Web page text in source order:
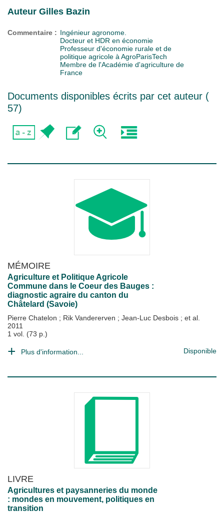
Auteur Gilles Bazin
Commentaire : Ingénieur agronome.
Docteur et HDR en économie
Professeur d'économie rurale et de
politique agricole à AgroParisTech
Membre de l'Académie d'agriculture de
France
Documents disponibles écrits par cet auteur (
57)
MÉMOIRE
Agriculture et Politique Agricole
Commune dans le Coeur des Bauges :
diagnostic agraire du canton du
Châtelard (Savoie)
Pierre Chatelon ; Rik Vandererven ; Jean-Luc Desbois ; et al.
2011
1 vol. (73 p.)
Plus d'information... Disponible
LIVRE
Agricultures et paysanneries du monde
: mondes en mouvement, politiques en
transition